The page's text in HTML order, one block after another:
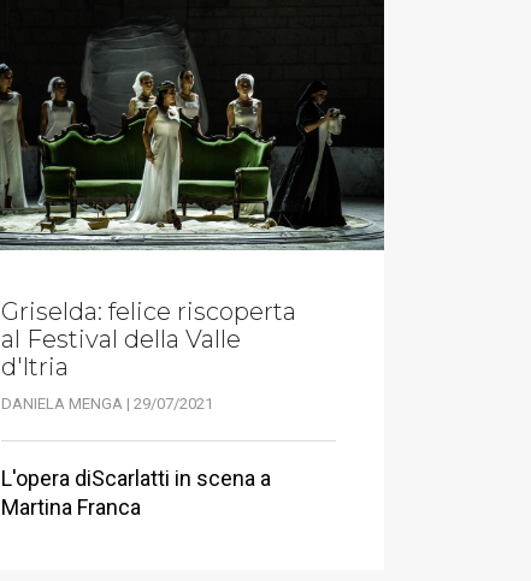
Griselda: felice riscoperta
al Festival della Valle
d'Itria
DANIELA MENGA | 29/07/2021
L'opera diScarlatti in scena a
Martina Franca